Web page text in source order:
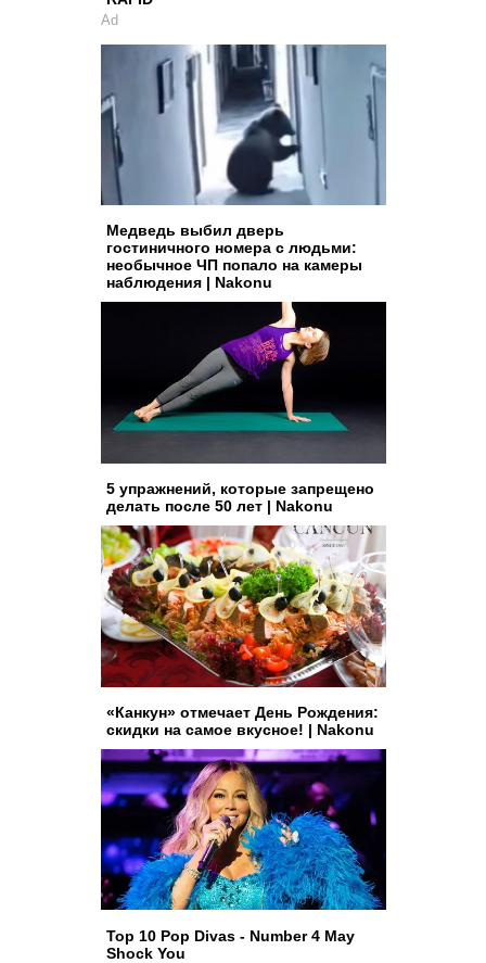
Ad
Медведь выбил дверь
гостиничного номера с людьми:
необычное ЧП попало на камеры
наблюдения | Nakonu
5 упражнений, которые запрещено
делать после 50 лет | Nakonu
«Канкун» отмечает День Рождения:
скидки на самое вкусное! | Nakonu
Top 10 Pop Divas - Number 4 May
Shock You